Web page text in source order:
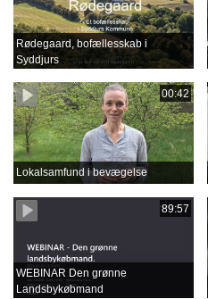
Rødegaard, bofællesskab i
Syddjurs
00:42
Lokalsamfund i bevægelse
89:57
WEBINAR Den grønne
Landsbykøbmand